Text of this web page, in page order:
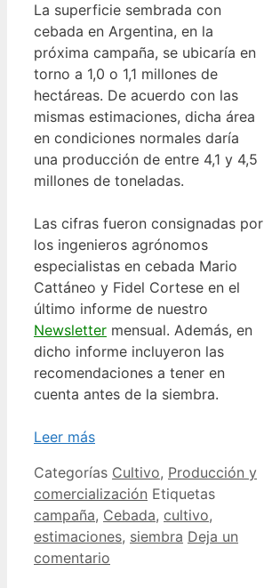
La superficie sembrada con
cebada en Argentina, en la
próxima campaña, se ubicaría en
torno a 1,0 o 1,1 millones de
hectáreas. De acuerdo con las
mismas estimaciones, dicha área
en condiciones normales daría
una producción de entre 4,1 y 4,5
millones de toneladas.
Las cifras fueron consignadas por
los ingenieros agrónomos
especialistas en cebada Mario
Cattáneo y Fidel Cortese en el
último informe de nuestro
Newsletter mensual. Además, en
dicho informe incluyeron las
recomendaciones a tener en
cuenta antes de la siembra.
Leer más
Categorías Cultivo, Producción y
comercialización Etiquetas
campaña, Cebada, cultivo,
estimaciones, siembra Deja un
comentario